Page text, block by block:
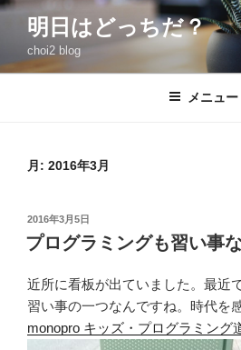
コ
ン
明日はどっちだ？
choi2 blog
メニュー
月: 2016年3月
投
稿
日:
2016年3月5日
プログラミングも習い事
近所に看板が出ていました。最近
習い事の一つなんですね。時代を
monopro キッズ・プログラミング